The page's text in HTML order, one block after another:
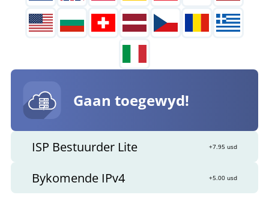
Gaan toegewyd!
ISP Bestuurder Lite +7.95 usd
Bykomende IPv4 +5.00 usd